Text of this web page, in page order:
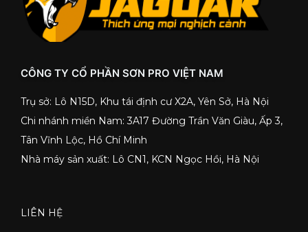
CÔNG TY CỔ PHẦN SƠN PRO VIỆT NAM
Trụ sở: Lô N15D, Khu tái định cư X2A, Yên Sở, Hà Nội
Chi nhánh miền Nam: 3A17 Đường Trần Văn Giàu, Ấp 3,
Tân Vĩnh Lộc, Hồ Chí Minh
Nhà máy sản xuất: Lô CN1, KCN Ngọc Hồi, Hà Nội
LIÊN HỆ